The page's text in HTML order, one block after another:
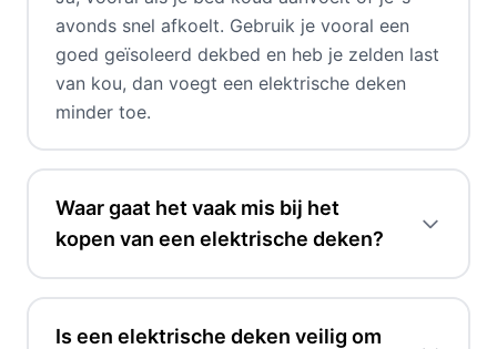
avonds snel afkoelt. Gebruik je vooral een
goed geïsoleerd dekbed en heb je zelden last
van kou, dan voegt een elektrische deken
minder toe.
Waar gaat het vaak mis bij het
kopen van een elektrische deken?
Is een elektrische deken veilig om